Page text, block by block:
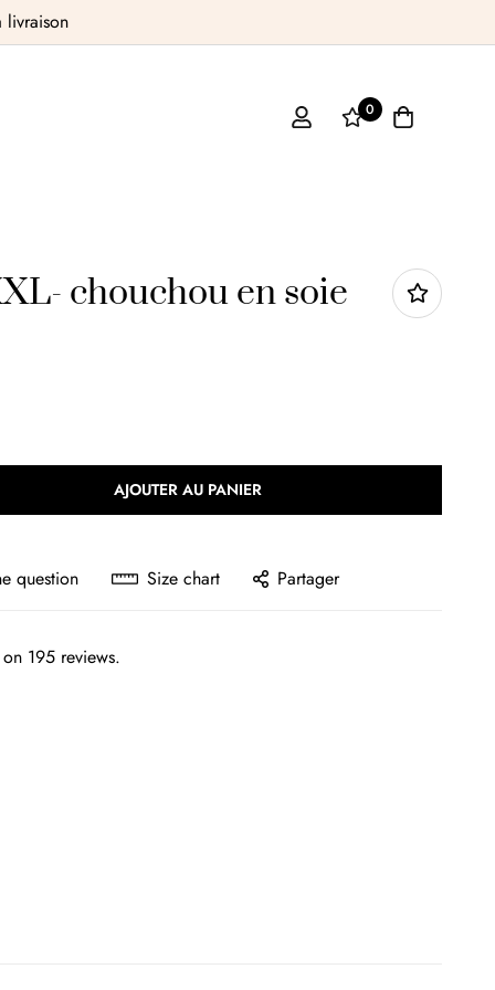
livraison
0
chouchou en soie
AJOUTER AU PANIER
question Size chart Partager
195 reviews.